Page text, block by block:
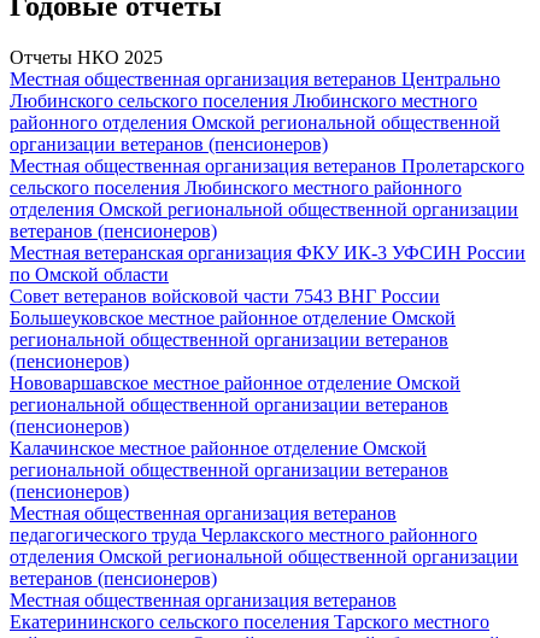
Отчеты НКО 2025
Местная общественная организация ветеранов Центрально
Любинского сельского поселения Любинского местного
районного отделения Омской региональной общественной
организации ветеранов (пенсионеров)
Местная общественная организация ветеранов Пролетарского
сельского поселения Любинского местного районного
отделения Омской региональной общественной организации
ветеранов (пенсионеров)
Местная ветеранская организация ФКУ ИК-3 УФСИН России
по Омской области
Совет ветеранов войсковой части 7543 ВНГ России
Большеуковское местное районное отделение Омской
региональной общественной организации ветеранов
(пенсионеров)
Нововаршавское местное районное отделение Омской
региональной общественной организации ветеранов
(пенсионеров)
Калачинское местное районное отделение Омской
региональной общественной организации ветеранов
(пенсионеров)
Местная общественная организация ветеранов
педагогического труда Черлакского местного районного
отделения Омской региональной общественной организации
ветеранов (пенсионеров)
Местная общественная организация ветеранов
Екатерининского сельского поселения Тарского местного